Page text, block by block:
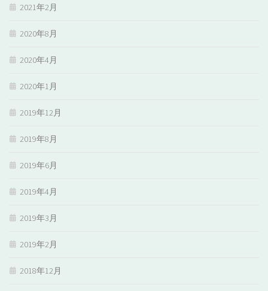
2021年2月
2020年8月
2020年4月
2020年1月
2019年12月
2019年8月
2019年6月
2019年4月
2019年3月
2019年2月
2018年12月